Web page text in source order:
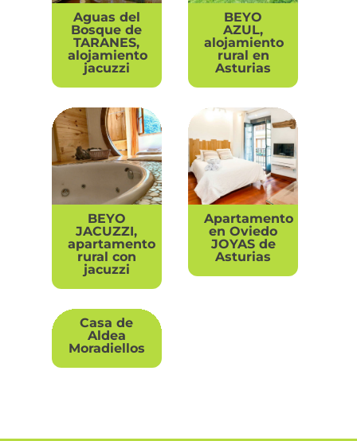
Aguas del
Bosque de
TARANES,
alojamiento
jacuzzi
BEYO
AZUL,
alojamiento
rural en
Asturias
BEYO
JACUZZI,
apartamento
rural con
jacuzzi
Apartamento
en Oviedo
JOYAS de
Asturias
Casa de
Aldea
Moradiellos